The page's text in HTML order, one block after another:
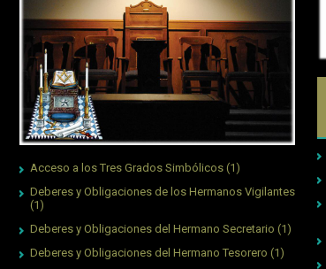
Acceso a los Tres Grados Simbólicos (1)
Deberes y Obligaciones de los Hermanos Vigilantes
(1)
Deberes y Obligaciones del Hermano Secretario (1)
Deberes y Obligaciones del Hermano Tesorero (1)